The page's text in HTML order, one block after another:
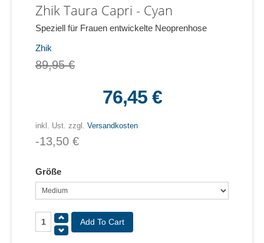
Zhik Taura Capri - Cyan
Speziell für Frauen entwickelte Neoprenhose
Zhik
89,95 €
76,45 €
inkl. Ust. zzgl. Versandkosten
-13,50 €
Größe